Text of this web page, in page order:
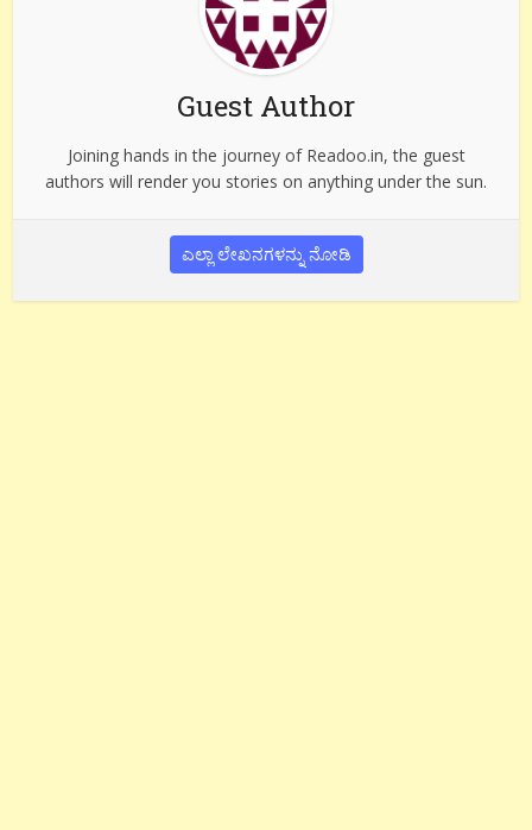
Guest Author
Joining hands in the journey of Readoo.in, the guest
authors will render you stories on anything under the sun.
ಎಲ್ಲಾ ಲೇಖನಗಳನ್ನು ನೋಡಿ